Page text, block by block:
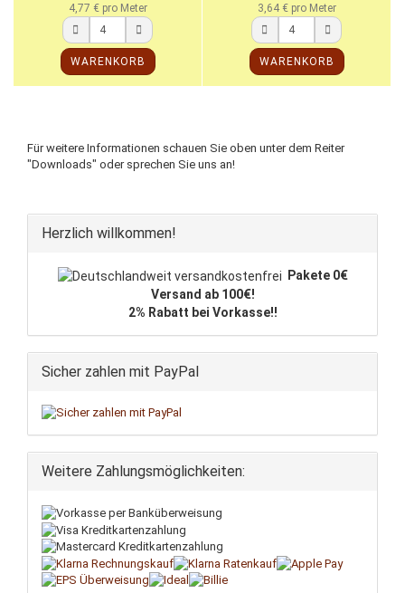
4,77 € pro Meter
WARENKORB
3,64 € pro Meter
WARENKORB
Für weitere Informationen schauen Sie oben unter dem Reiter
"Downloads" oder sprechen Sie uns an!
Herzlich willkommen!
Pakete 0€
Versand ab 100€!
2% Rabatt bei Vorkasse!!
Sicher zahlen mit PayPal
Weitere Zahlungsmöglichkeiten: